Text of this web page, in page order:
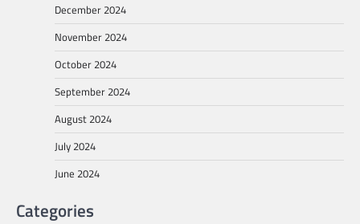
December 2024
November 2024
October 2024
September 2024
August 2024
July 2024
June 2024
Categories